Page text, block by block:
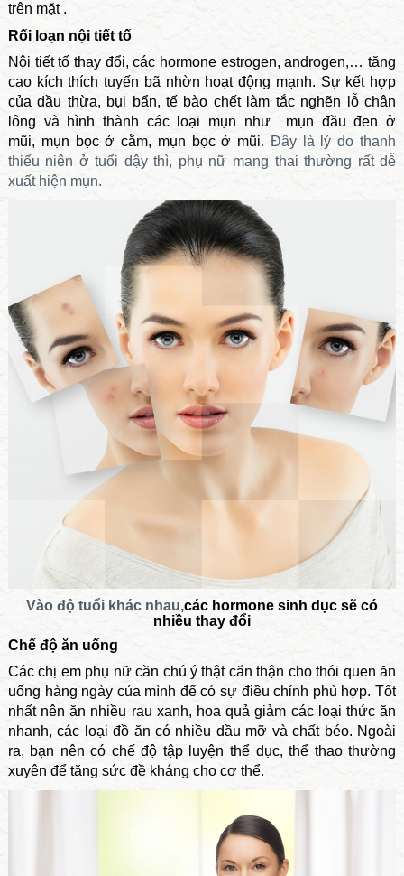
trên mặt .
Rối loạn nội tiết tố
Nội tiết tố thay đổi, các hormone estrogen, androgen,… tăng
cao kích thích tuyến bã nhờn hoạt động mạnh. Sự kết hợp
của dầu thừa, bụi bẩn, tế bào chết làm tắc nghẽn lỗ chân
lông và hình thành các loại mụn như
mụn đầu đen ở
mũi, mụn bọc ở cằm, mụn bọc ở mũi. Đây là lý do thanh
thiếu niên ở tuổi dậy thì, phụ nữ mang thai thường rất dễ
xuất hiện mụn.
Vào độ tuổi khác nhau,các hormone sinh dục sẽ có
nhiều thay đổi
Chế độ ăn uống
Các chị em phụ nữ cần chú ý thật cẩn thận cho thói quen ăn
uống hàng ngày của mình để có sự điều chỉnh phù hợp. Tốt
nhất nên ăn nhiều rau xanh, hoa quả giảm các loại thức ăn
nhanh, các loại đồ ăn có nhiều dầu mỡ và chất béo. Ngoài
ra, bạn nên có chế độ tập luyện thể dục, thể thao thường
xuyên để tăng sức đề kháng cho cơ thể.